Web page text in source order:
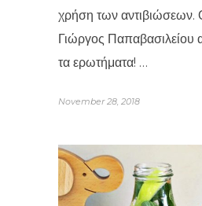
χρήση των αντιβιώσεων.
Γιώργος Παπαβασιλείου
τα ερωτήματα! …
November 28, 2018